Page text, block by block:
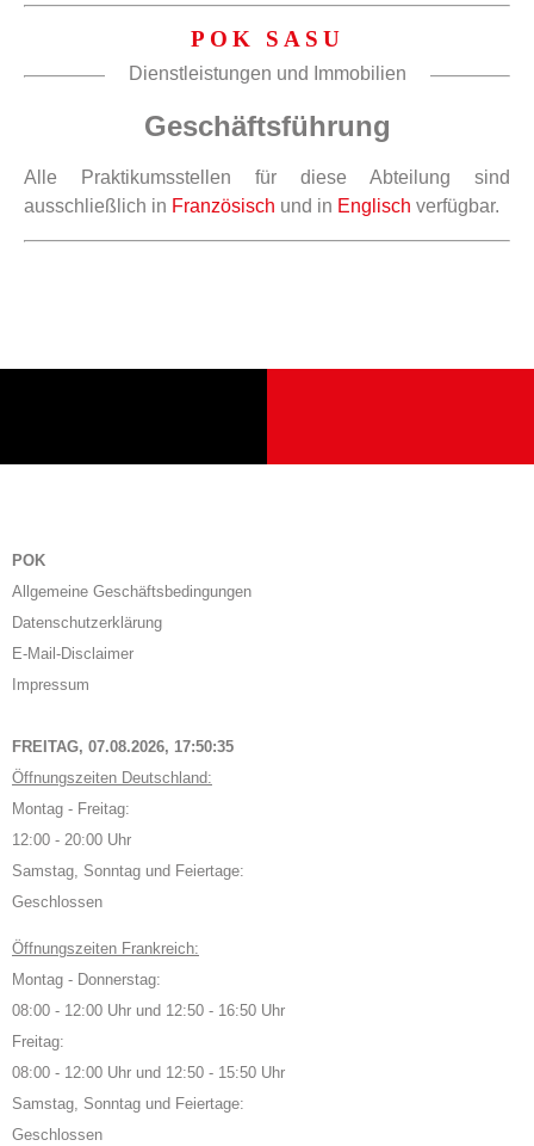
POK SASU
Dienstleistungen und Immobilien
Geschäftsführung
Alle Praktikumsstellen für diese Abteilung sind
ausschließlich in Französisch und in Englisch verfügbar.
POK
Allgemeine Geschäftsbedingungen
Datenschutzerklärung
E-Mail-Disclaimer
Impressum
FREITAG, 07.08.2026, 17:50:36
Öffnungszeiten Deutschland:
Montag - Freitag:
12:00 - 20:00 Uhr
Samstag, Sonntag und Feiertage:
Geschlossen
Öffnungszeiten Frankreich:
Montag - Donnerstag:
08:00 - 12:00 Uhr und 12:50 - 16:50 Uhr
Freitag:
08:00 - 12:00 Uhr und 12:50 - 15:50 Uhr
Samstag, Sonntag und Feiertage:
Geschlossen